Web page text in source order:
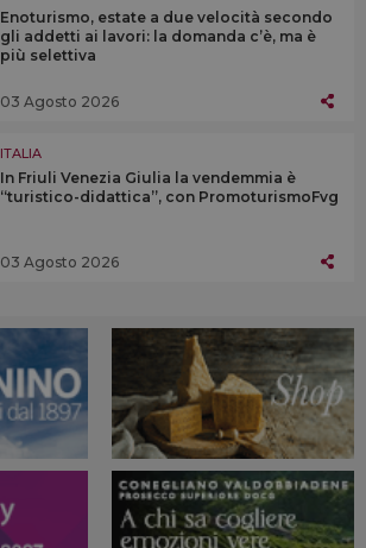
Enoturismo, estate a due velocità secondo
gli addetti ai lavori: la domanda c’è, ma è
più selettiva
03 Agosto 2026
ITALIA
In Friuli Venezia Giulia la vendemmia è
“turistico-didattica”, con PromoturismoFvg
03 Agosto 2026